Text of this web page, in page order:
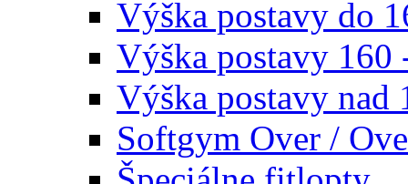
Výška postavy do
Výška postavy 160
Výška postavy nad
Softgym Over /